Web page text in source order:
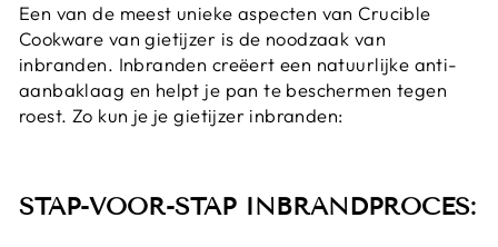
Een van de meest unieke aspecten van Crucible
Cookware van gietijzer is de noodzaak van
inbranden. Inbranden creëert een natuurlijke anti-
aanbaklaag en helpt je pan te beschermen tegen
roest. Zo kun je je gietijzer inbranden:
STAP-VOOR-STAP INBRANDPROCES: